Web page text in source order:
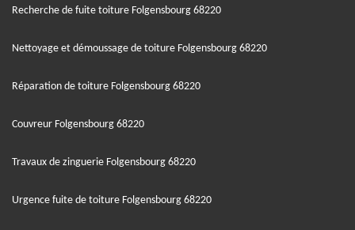
Recherche de fuite toiture Folgensbourg 68220
Nettoyage et démoussage de toiture Folgensbourg 68220
Réparation de toiture Folgensbourg 68220
Couvreur Folgensbourg 68220
Travaux de zinguerie Folgensbourg 68220
Urgence fuite de toiture Folgensbourg 68220